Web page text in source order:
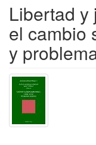
Libertad y
el cambio
y